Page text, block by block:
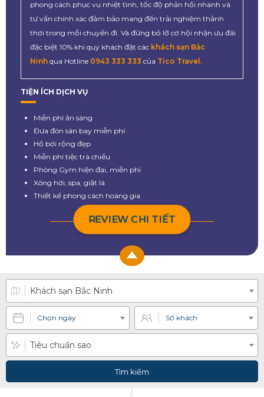
phong cách phục vụ nhiệt tình, tốc độ phản hồi nhanh và
tư vấn chính xác đảm bảo mang đến trải nghiệm thảnh
thơi trong mỗi chuyến đi. Và đừng bỏ lỡ cơ hội nhận ưu đãi
đặc biệt 10% khi quý khách đặt các khách sạn Bắc
Ninh qua Hotline 0943 333 333 của Tico Travel.
TIỆN ÍCH DỊCH VỤ
Miễn phí ăn sáng
Đưa đón sân bay miễn phí
Hồ bơi rộng đẹp
Miễn phí tiệc trà chiều
Phòng Gym hiện đại, miễn phí
Xông hơi, spa, giặt là
Thiết kế phong cách hoàng gia
REVIEW CHI TIẾT
Khách sạn Bắc Ninh
Chọn ngày Số khách
Tiêu chuẩn sao
Tìm kiếm